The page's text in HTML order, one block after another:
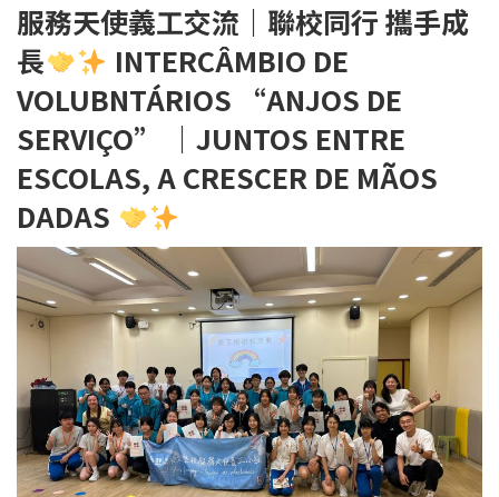
服務天使義工交流｜聯校同行 攜手成
長
INTERCÂMBIO DE
VOLUBNTÁRIOS “ANJOS DE
SERVIÇO” ｜JUNTOS ENTRE
ESCOLAS, A CRESCER DE MÃOS
DADAS